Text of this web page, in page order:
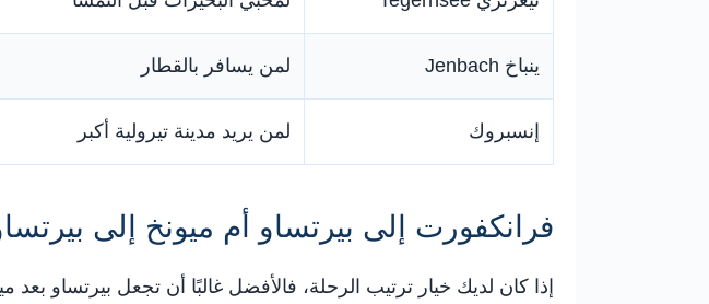
ينباخ Jenbach لمن يسافر بالقطار
إنسبروك لمن يريد مدينة تيرولية أكبر
فرانكفورت إلى بيرتساو أم ميونخ إلى
إذا كان لديك خيار ترتيب الرحلة، فالأفضل غالبًا أن تجعل بيرتساو